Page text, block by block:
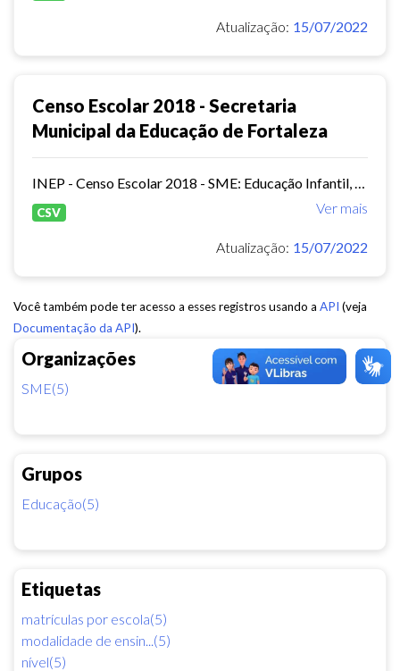
Organizações
SME(5)
Grupos
Educação(5)
Etiquetas
matrículas por escola(5)
modalidade de ensin...(5)
nível(5)
Atualização: 15/07/2022
Censo Escolar 2018 - Secretaria
Municipal da Educação de Fortaleza
Ver mais
CSV
Atualização: 15/07/2022
Você também pode ter acesso a esses registros usando a API (veja
Documentação da API).